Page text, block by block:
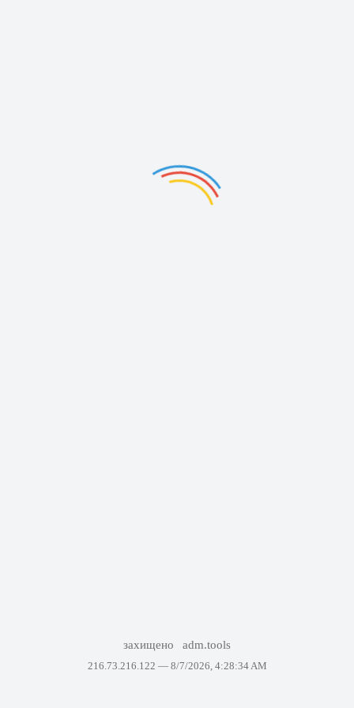
захищено adm.tools
216.73.216.122 — 8/7/2026, 4:28:34 AM